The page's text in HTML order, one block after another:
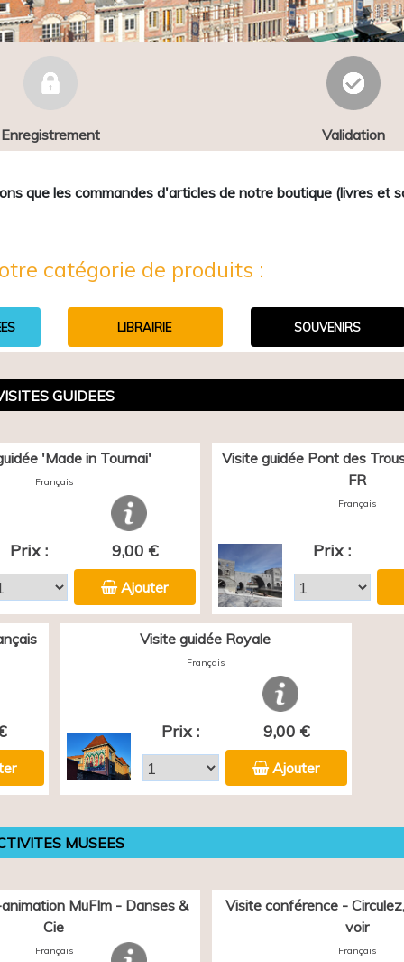
Enregistrement Validation
que les commandes d'articles de notre boutique (livres et
catégorie de produits :
LIBRAIRIE SOUVENIRS
GUIDEES
'Made in Tournai'
Français
Prix : 9,00 €
Ajouter
Visite guidée Pont des
FR
Français
Prix :
Visite guidée Royale
Français
Prix : 9,00 €
Ajouter
MUSEES
MuFIm - Danses &
Cie
Français
Visite conférence -
voir
Français